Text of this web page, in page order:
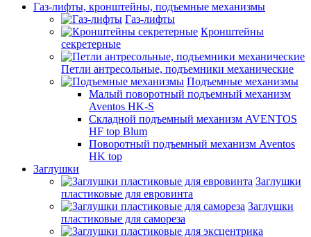
Газ-лифты, кронштейны, подъемные механизмы
Газ-лифты
Кронштейны
секретерные
Петли антресольные, подъемники механические
Подъемные механизмы
Малый поворотный подъемный механизм
Aventos HK-S
Складной подъемный механизм AVENTOS
HF top Blum
Поворотный подъемный механизм Aventos
HK top
Заглушки
Заглушки
пластиковые для евровинта
Заглушки
пластиковые для самореза